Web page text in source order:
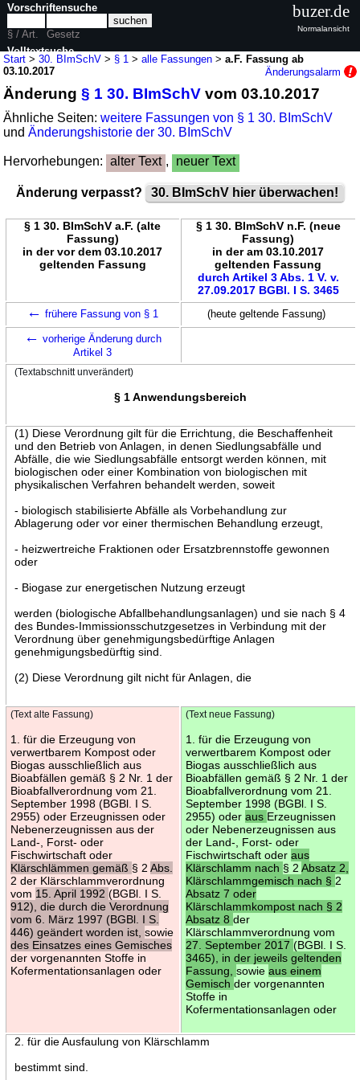
Start >30. BImSchV > § 1 >alle Fassungen >a.F. Fassung ab
03.10.2017
Änderungsalarm
Änderung§ 1 30. BImSchV vom 03.10.2017
Ähnliche Seiten:weitere Fassungen von § 1 30. BImSchV
undÄnderungshistorie der 30. BImSchV
Hervorhebungen: alter Text , neuer Text
Änderung verpasst? 30. BImSchV hier überwachen!
§ 1 30. BImSchV a.F. (alte
Fassung)
in der vor dem 03.10.2017
geltenden Fassung
§ 1 30. BImSchV n.F. (neue
Fassung)
in der am 03.10.2017
geltenden Fassung
durch Artikel 3 Abs. 1 V. v.
27.09.2017 BGBl. I S. 3465
← frühere Fassung von § 1 (heute geltende Fassung)
← vorherige Änderung durch
Artikel 3
(Textabschnitt unverändert)
§ 1 Anwendungsbereich
(1) Diese Verordnung gilt für die Errichtung, die Beschaffenheit
und den Betrieb von Anlagen, in denen Siedlungsabfälle und
Abfälle, die wie Siedlungsabfälle entsorgt werden können, mit
biologischen oder einer Kombination von biologischen mit
physikalischen Verfahren behandelt werden, soweit
- biologisch stabilisierte Abfälle als Vorbehandlung zur
Ablagerung oder vor einer thermischen Behandlung erzeugt,
- heizwertreiche Fraktionen oder Ersatzbrennstoffe gewonnen
oder
- Biogase zur energetischen Nutzung erzeugt
werden (biologische Abfallbehandlungsanlagen) und sie nach § 4
des Bundes-Immissionsschutzgesetzes in Verbindung mit der
Verordnung über genehmigungsbedürftige Anlagen
genehmigungsbedürftig sind.
(2) Diese Verordnung gilt nicht für Anlagen, die
(Text alte Fassung)
1. für die Erzeugung von
verwertbarem Kompost oder
Biogas ausschließlich aus
Bioabfällen gemäß § 2 Nr. 1 der
Bioabfallverordnung vom 21.
September 1998 (BGBl. I S.
2955) oder Erzeugnissen oder
Nebenerzeugnissen aus der
Land-, Forst- oder
Fischwirtschaft oder
Klärschlämmen gemäß § 2 Abs.
2 der Klärschlammverordnung
vom 15. April 1992 (BGBl. I S.
912), die durch die Verordnung
vom 6. März 1997 (BGBl. I S.
446) geändert worden ist, sowie
des Einsatzes eines Gemisches
der vorgenannten Stoffe in
Kofermentationsanlagen oder
(Text neue Fassung)
1. für die Erzeugung von
verwertbarem Kompost oder
Biogas ausschließlich aus
Bioabfällen gemäß § 2 Nr. 1 der
Bioabfallverordnung vom 21.
September 1998 (BGBl. I S.
2955) oder aus Erzeugnissen
oder Nebenerzeugnissen aus
der Land-, Forst- oder
Fischwirtschaft oder aus
Klärschlamm nach § 2 Absatz 2,
Klärschlammgemisch nach § 2
Absatz 7 oder
Klärschlammkompost nach § 2
Absatz 8 der
Klärschlammverordnung vom
27. September 2017 (BGBl. I S.
3465), in der jeweils geltenden
Fassung, sowie aus einem
Gemisch der vorgenannten
Stoffe in
Kofermentationsanlagen oder
2. für die Ausfaulung von Klärschlamm
bestimmt sind.
Vorschriftensuche
§ / Art.
Gesetz
Volltextsuche
buzer.de
Normalansicht